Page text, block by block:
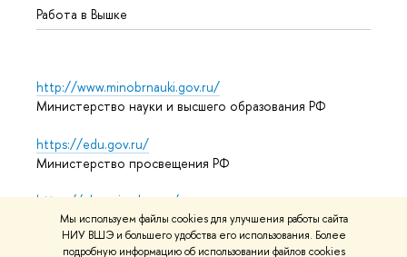
Мы используем файлы cookies для улучшения работы сайта
НИУ ВШЭ и большего удобства его использования. Более
подробную информацию об использовании файлов cookies
Работа в Вышке
http://www.minobrnauki.gov.ru/
Министерство науки и высшего образования РФ
https://edu.gov.ru/
Министерство просвещения РФ
https://elearning.hse.ru/mooc
Массовые открытые онлайн-курсы